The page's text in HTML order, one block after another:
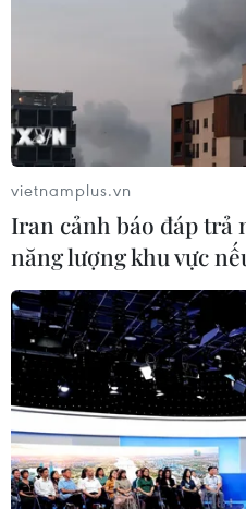
#Giày đá bóng #Barcelona
#Champions League
vietnamplus.vn
Iran cảnh báo đáp trả
năng lượng khu vực